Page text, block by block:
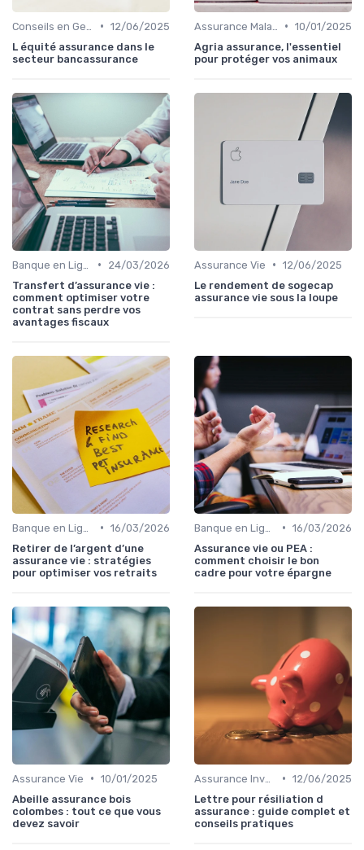
• 12/06/2025
L équité assurance dans le
secteur bancassurance
• 10/01/2025
Agria assurance, l'essentiel
pour protéger vos animaux
•
24/03/2026
Transfert d’assurance vie :
comment optimiser votre
contrat sans perdre vos
avantages fiscaux
Assurance Vie • 12/06/2025
Le rendement de sogecap
assurance vie sous la loupe
• 16/03/2026
Retirer de l’argent d’une
assurance vie : stratégies
pour optimiser vos retraits
• 16/03/2026
Assurance vie ou PEA :
comment choisir le bon
cadre pour votre épargne
Assurance Vie • 10/01/2025
Abeille assurance bois
colombes : tout ce que vous
devez savoir
• 12/06/2025
Lettre pour résiliation d
assurance : guide complet et
conseils pratiques